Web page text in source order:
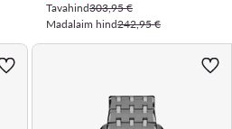
Tavahind303,95 €
Madalaim hind242,95 €